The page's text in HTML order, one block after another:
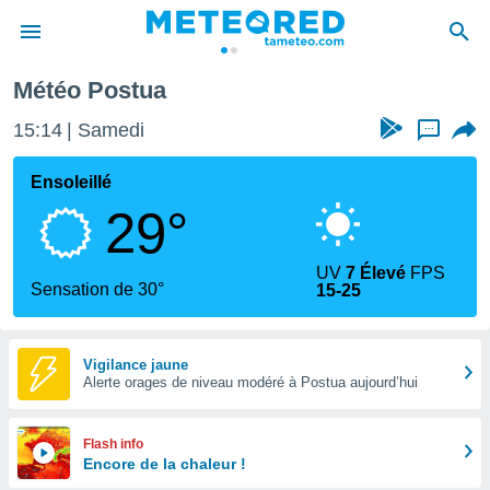
de
Météo Postua
15:14 Samedi ...
Ensoleillé
29°
Sensation de 30°
UV7 Élevé FPS
15-25
Vigilance jaune
Alerte orages de niveau modéré à Postua aujourd’hui
Flash info
Encore de la chaleur !